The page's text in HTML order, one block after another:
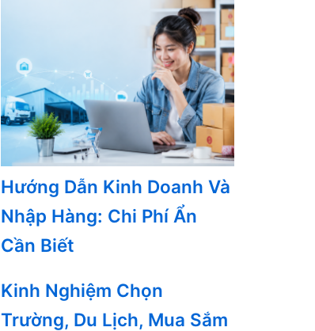
Hướng Dẫn Kinh Doanh Và
Nhập Hàng: Chi Phí Ẩn
Cần Biết
Kinh Nghiệm Chọn
Trường, Du Lịch, Mua Sắm